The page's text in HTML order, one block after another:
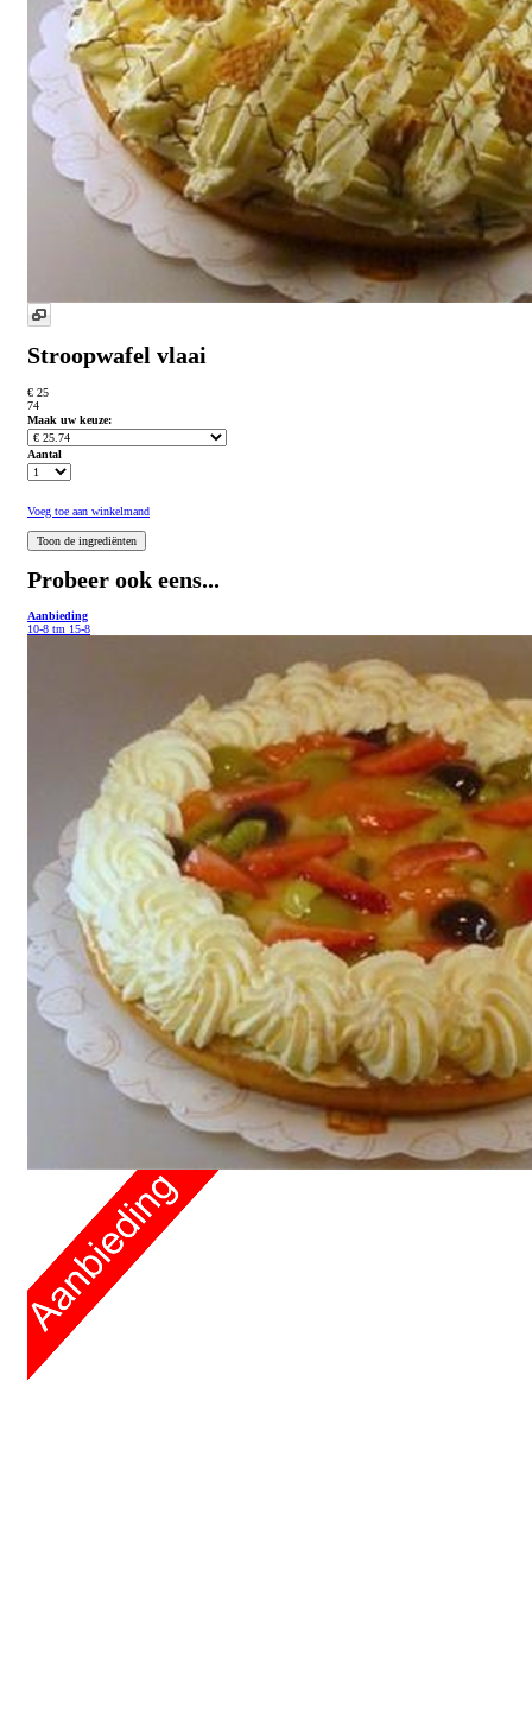
Stroopwafel vlaai
€ 25
74
Maak uw keuze:
Aantal
Voeg toe aan winkelmand
Probeer ook eens...
Aanbieding
10-8 tm 15-8